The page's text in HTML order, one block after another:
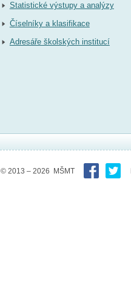
Statistické výstupy a analýzy
Číselníky a klasifikace
Adresáře školských institucí
© 2013 – 2026 MŠMT